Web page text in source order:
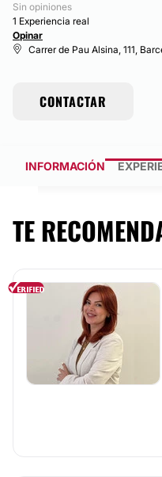
Sin opiniones
1 Experiencia real
Opinar
Carrer de Pau Alsina, 111,
CONTACTAR
INFORMACIÓN
TE